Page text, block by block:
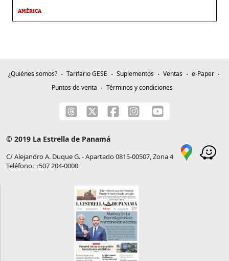
AMÉRICA
¿Quiénes somos? Tarifario GESE Suplementos Ventas
e-Paper
Puntos de venta
Términos y condiciones
© 2019 La Estrella de Panamá
C/ Alejandro A. Duque G. - Apartado 0815-00507, Zona 4
Teléfono: +507 204-0000